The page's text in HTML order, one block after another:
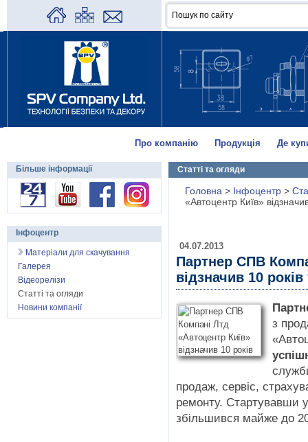
Про компанію Продукція Де
Статті та огляди
Головна > Інфоцентр >
«Автоцентр Київ»
04.07.2013
Партнер СПВ
відзначив 10
з
продаж, сервіс,
ремонту. Стартувавши у
збільшився майже до
Більше інформації
Інфоцентр
Матеріали для скачування
Галерея
Відеорелізи
Статті та огляди
Новини компанії